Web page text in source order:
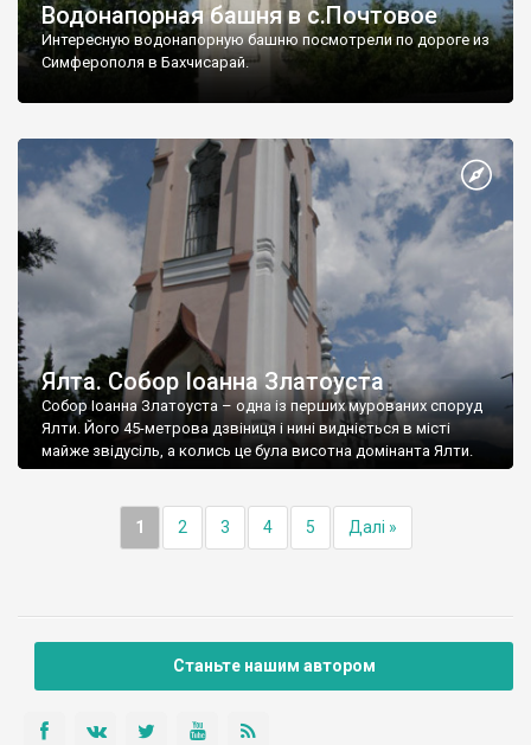
Водонапорная башня в с.Почтовое
Интересную водонапорную башню посмотрели по дороге из
Симферополя в Бахчисарай.
Ялта. Собор Іоанна Златоуста
Собор Іоанна Златоуста – одна із перших мурованих споруд
Ялти. Його 45-метрова дзвіниця і нині видніється в місті
майже звідусіль, а колись це була висотна домінанта Ялти.
1 2 3 4 5 Далі »
Станьте нашим автором